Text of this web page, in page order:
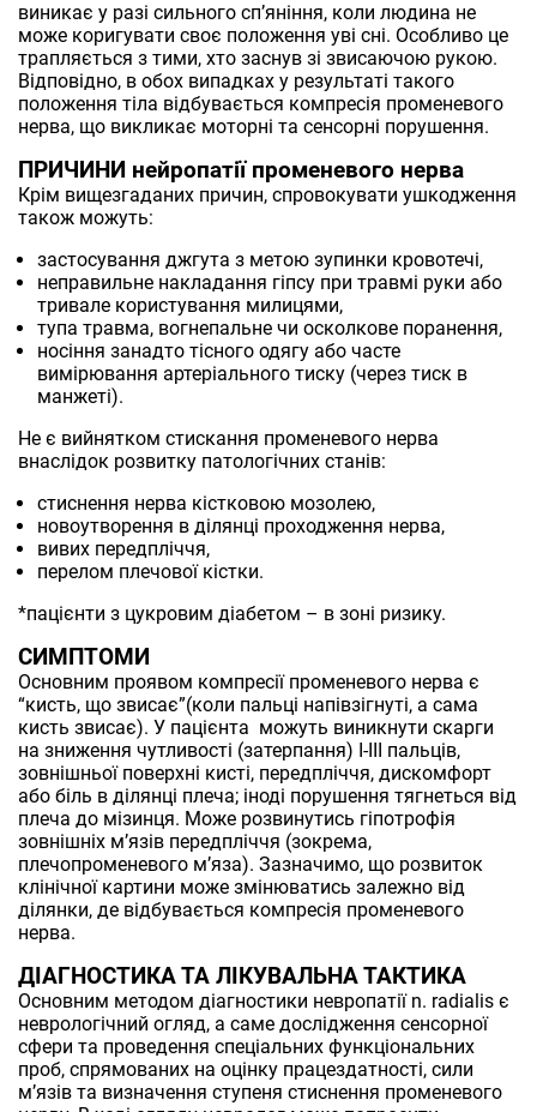
виникає у разі сильного сп’яніння, коли людина не
може коригувати своє положення уві сні. Особливо це
трапляється з тими, хто заснув зі звисаючою рукою.
Відповідно, в обох випадках у результаті такого
положення тіла відбувається компресія променевого
нерва, що викликає моторні та сенсорні порушення.
ПРИЧИНИ нейропатії променевого нерва
Крім вищезгаданих причин, спровокувати ушкодження
також можуть:
застосування джгута з метою зупинки кровотечі,
неправильне накладання гіпсу при травмі руки або
тривале користування милицями,
тупа травма, вогнепальне чи осколкове поранення,
носіння занадто тісного одягу або часте
вимірювання артеріального тиску (через тиск в
манжеті).
Не є вийнятком стискання променевого нерва
внаслідок розвитку патологічних станів:
стиснення нерва кістковою мозолею,
новоутворення в ділянці проходження нерва,
вивих передпліччя,
перелом плечової кістки.
*пацієнти з цукровим діабетом – в зоні ризику.
СИМПТОМИ
Основним проявом компресії променевого нерва є
“кисть, що звисає”(коли пальці напівзігнуті, а сама
кисть звисає). У пацієнта можуть виникнути скарги
на зниження чутливості (затерпання) I-III пальців,
зовнішньої поверхні кисті, передпліччя, дискомфорт
або біль в ділянці плеча; іноді порушення тягнеться від
плеча до мізинця. Може розвинутись гіпотрофія
зовнішніх м’язів передпліччя (зокрема,
плечопроменевого м’яза). Зазначимо, що розвиток
клінічної картини може змінюватись залежно від
ділянки, де відбувається компресія променевого
нерва.
ДІАГНОСТИКА ТА ЛІКУВАЛЬНА ТАКТИКА
Основним методом діагностики невропатії n. radialis є
неврологічний огляд, а саме дослідження сенсорної
сфери та проведення спеціальних функціональних
проб, спрямованих на оцінку працездатності, сили
м’язів та визначення ступеня стиснення променевого